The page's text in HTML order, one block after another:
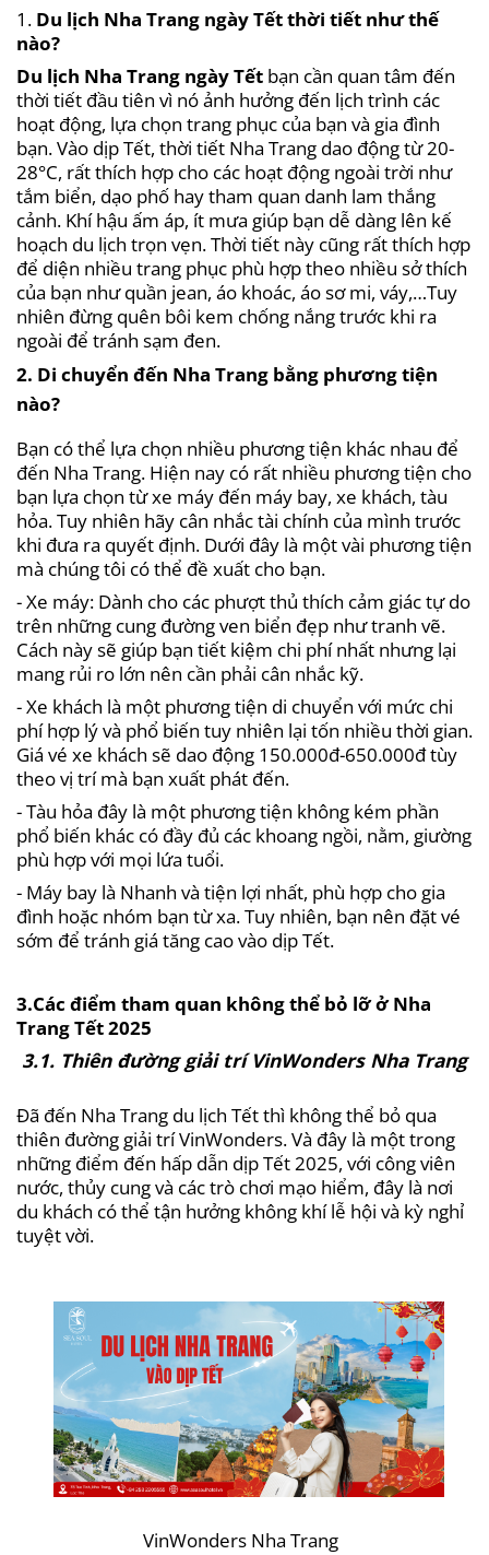
1. Du lịch Nha Trang ngày Tết thời tiết như thế
nào?
Du lịch Nha Trang ngày Tết bạn cần quan tâm đến
thời tiết đầu tiên vì nó ảnh hưởng đến lịch trình các
hoạt động, lựa chọn trang phục của bạn và gia đình
bạn. Vào dịp Tết, thời tiết Nha Trang dao động từ 20-
28°C, rất thích hợp cho các hoạt động ngoài trời như
tắm biển, dạo phố hay tham quan danh lam thắng
cảnh. Khí hậu ấm áp, ít mưa giúp bạn dễ dàng lên kế
hoạch du lịch trọn vẹn. Thời tiết này cũng rất thích hợp
để diện nhiều trang phục phù hợp theo nhiều sở thích
của bạn như quần jean, áo khoác, áo sơ mi, váy,…Tuy
nhiên đừng quên bôi kem chống nắng trước khi ra
ngoài để tránh sạm đen.
2. Di chuyển đến Nha Trang bằng phương tiện
nào?
Bạn có thể lựa chọn nhiều phương tiện khác nhau để
đến Nha Trang. Hiện nay có rất nhiều phương tiện cho
bạn lựa chọn từ xe máy đến máy bay, xe khách, tàu
hỏa. Tuy nhiên hãy cân nhắc tài chính của mình trước
khi đưa ra quyết định. Dưới đây là một vài phương tiện
mà chúng tôi có thể đề xuất cho bạn.
- Xe máy: Dành cho các phượt thủ thích cảm giác tự do
trên những cung đường ven biển đẹp như tranh vẽ.
Cách này sẽ giúp bạn tiết kiệm chi phí nhất nhưng lại
mang rủi ro lớn nên cần phải cân nhắc kỹ.
- Xe khách là một phương tiện di chuyển với mức chi
phí hợp lý và phổ biến tuy nhiên lại tốn nhiều thời gian.
Giá vé xe khách sẽ dao động 150.000đ-650.000đ tùy
theo vị trí mà bạn xuất phát đến.
- Tàu hỏa đây là một phương tiện không kém phần
phổ biến khác có đầy đủ các khoang ngồi, nằm, giường
phù hợp với mọi lứa tuổi.
- Máy bay là Nhanh và tiện lợi nhất, phù hợp cho gia
đình hoặc nhóm bạn từ xa. Tuy nhiên, bạn nên đặt vé
sớm để tránh giá tăng cao vào dịp Tết.
3.Các điểm tham quan không thể bỏ lỡ ở Nha
Trang Tết 2025
3.1. Thiên đường giải trí VinWonders Nha Trang
Đã đến Nha Trang du lịch Tết thì không thể bỏ qua
thiên đường giải trí VinWonders. Và đây là một trong
những điểm đến hấp dẫn dịp Tết 2025, với công viên
nước, thủy cung và các trò chơi mạo hiểm, đây là nơi
du khách có thể tận hưởng không khí lễ hội và kỳ nghỉ
tuyệt vời.
VinWonders Nha Trang